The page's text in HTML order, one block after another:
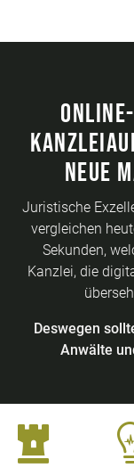
neue
Juristische
vergleichen
Sekunden,
Kanzlei, die
Deswegen
Anwälte
